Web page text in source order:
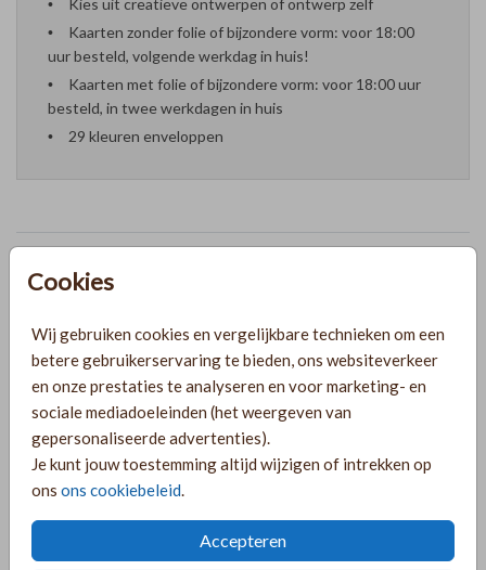
Cookies
Wij gebruiken cookies en vergelijkbare technieken om een
betere gebruikerservaring te bieden, ons websiteverkeer
en onze prestaties te analyseren en voor marketing- en
sociale mediadoeleinden (het weergeven van
gepersonaliseerde advertenties).
Je kunt jouw toestemming altijd wijzigen of intrekken op
ons ons cookiebeleid
Accepteren
Kies uit creatieve ontwerpen of ontwerp zelf
Kaarten zonder folie of bijzondere vorm: voor 18:00
uur besteld, volgende werkdag in huis!
Kaarten met folie of bijzondere vorm: voor 18:00 uur
besteld, in twee werkdagen in huis
29 kleuren enveloppen
PRODUCTINFORMATIE
OMSCHRIJVING
Linnenlook trouwkaartenset met extra kaartjes en
goudfolie. De kaartjes worden uitgestanst op een vel
overzicht bewerken! Let op: De kaart wordt geleverd
zonder touw. Je kunt het touw: jute touw, zoals op de foto
Toon meer